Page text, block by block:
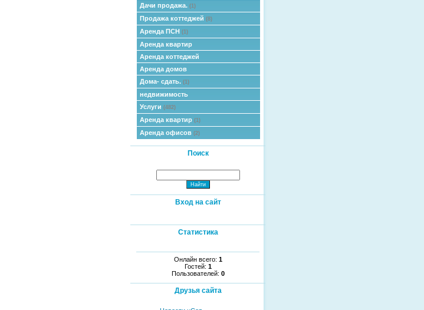
Дачи продажа. (1)
Продажа коттеджей (8)
Аренда ПСН (1)
Аренда квартир
Аренда коттеджей
Аренда домов
Дома- сдать. (1)
недвижимость
Услуги (482)
Аренда квартир (1)
Аренда офисов (2)
Поиск
Вход на сайт
Статистика
Онлайн всего: 1
Гостей: 1
Пользователей: 0
Друзья сайта